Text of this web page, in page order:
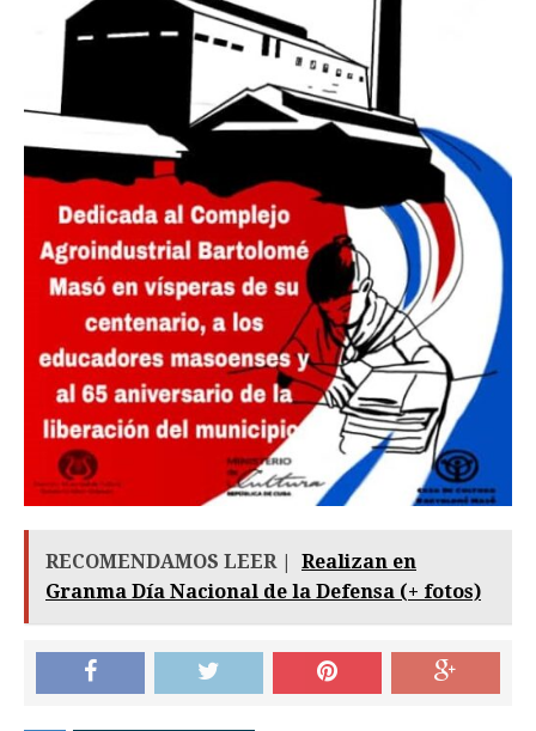
RECOMENDAMOS LEER |
Realizan en
Granma Día Nacional de la Defensa (+ fotos)